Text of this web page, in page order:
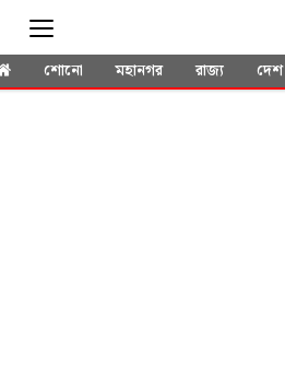
শোনো মহানগর রাজ্য দেশ